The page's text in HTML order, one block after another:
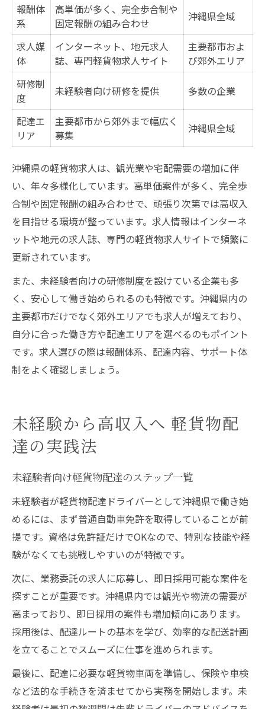
報酬体
系
高単価が多く、完全歩合制や
固定報酬の組み合わせ
沖縄県全域
求人媒
体
インターネット、地元求人
誌、専門軽貨物求人サイト
主要都市およ
び郊外エリア
研修制
度
未経験者向け研修を提供 多数の企業
配達エ
リア
主要都市から郊外まで幅広く
募集
沖縄県全域
沖縄県の軽貨物求人は、観光業や宅配需要の増加に伴
い、年々多様化しています。高単価案件が多く、完全歩
合制や固定報酬の組み合わせで、頑張り次第では高収入
を目指せる環境が整っています。求人情報はインターネ
ットや地元の求人誌、専門の軽貨物求人サイトで頻繁に
更新されています。
また、未経験者向けの研修制度を設けている企業も多
く、安心して働き始められるのも特徴です。沖縄県内の
主要都市だけでなく郊外エリアでも求人が増えており、
自分に合った働き方や配達エリアを選べるのもポイント
です。求人選びの際は報酬体系、配達内容、サポート体
制をよく確認しましょう。
未経験から高収入へ 軽貨物配
達の実践法
未経験者向け軽貨物配達のステップ一覧
未経験者が軽貨物配達ドライバーとして沖縄県で働き始
めるには、まず普通自動車免許を取得していることが前
提です。資格は免許証だけでOKなので、特別な技能や経
験がなくても挑戦しやすいのが特徴です。
次に、業務委託の求人に応募し、即日採用可能な案件を
探すことが重要です。沖縄県内では観光や物流の需要が
高まっており、即日採用の案件も増加傾向にあります。
採用後は、配達ルートの基本を学び、効率的な配送計画
を立てることでスムーズに仕事を進められます。
最後に、配達に必要な軽貨物車両を準備し、保険や車検
など法的な手続きを済ませてから実務を開始します。未